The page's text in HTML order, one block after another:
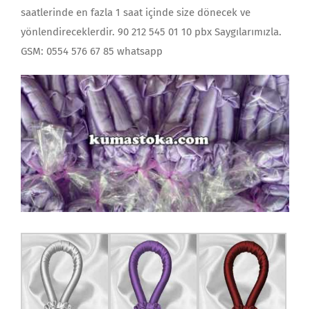
saatlerinde en fazla 1 saat içinde size dönecek ve
yönlendireceklerdir. 90 212 545 01 10 pbx Saygılarımızla.
GSM: 0554 576 67 85 whatsapp